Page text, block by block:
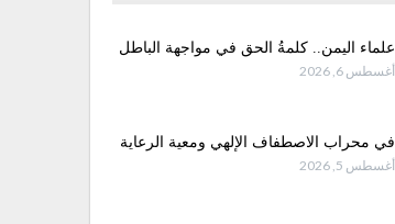
علماء اليمن.. كلمةُ الحق في مواجهة الباطل
أغسطس 6, 2026
في محراب الاصطفاف الإلهي ومعية الرعاية
أغسطس 5, 2026